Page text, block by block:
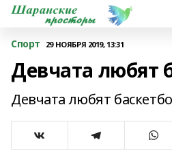
Спорт 29 НОЯБРЯ 2019, 13:31
Девчата любят
Девчата любят